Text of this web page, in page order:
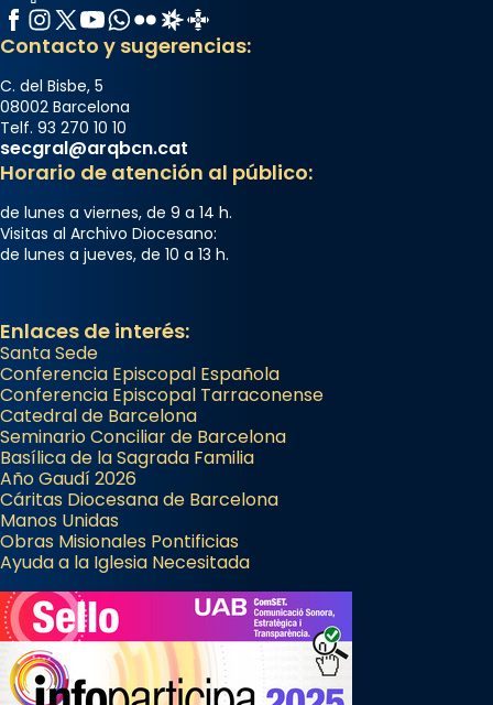
Facebook
Instagram
X / Twitter
YouTube
WhatsApp
FlickrRadio Estel
Catalunya Cristiana
Contacto y sugerencias:
C. del Bisbe, 5
08002 Barcelona
Telf. 93 270 10 10
secgral@arqbcn.cat
Horario de atención al público:
de lunes a viernes, de 9 a 14 h.
Visitas al Archivo Diocesano:
de lunes a jueves, de 10 a 13 h.
Enlaces de interés:
Santa Sede
Conferencia Episcopal Española
Conferencia Episcopal Tarraconense
Catedral de Barcelona
Seminario Conciliar de Barcelona
Basílica de la Sagrada Familia
Año Gaudí 2026
Cáritas Diocesana de Barcelona
Manos Unidas
Obras Misionales Pontificias
Ayuda a la Iglesia Necesitada